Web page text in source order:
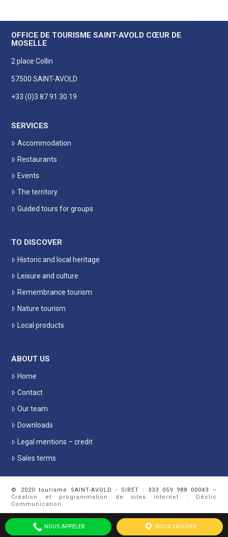
OFFICE DE TOURISME SAINT-AVOLD CŒUR DE
MOSELLE
2 place Collin
57500 SAINT-AVOLD
+33 (0)3 87 91 30 19
SERVICES
Accommodation
Restaurants
Events
The territory
Guided tours for groups
TO DISCOVER
Historic and local heritage
Leisure and culture
Remembrance tourism
Nature tourism
Local products
ABOUT US
Home
Contact
Our team
Downloads
Legal mentions – credit
Sales terms
© 2020 tourisme SAINT-AVOLD - SIRET : 333 059 988 00043 –
Création et programmation de sites internet : Déclic
Communication
NOUS APPELER NOUS TROUVER